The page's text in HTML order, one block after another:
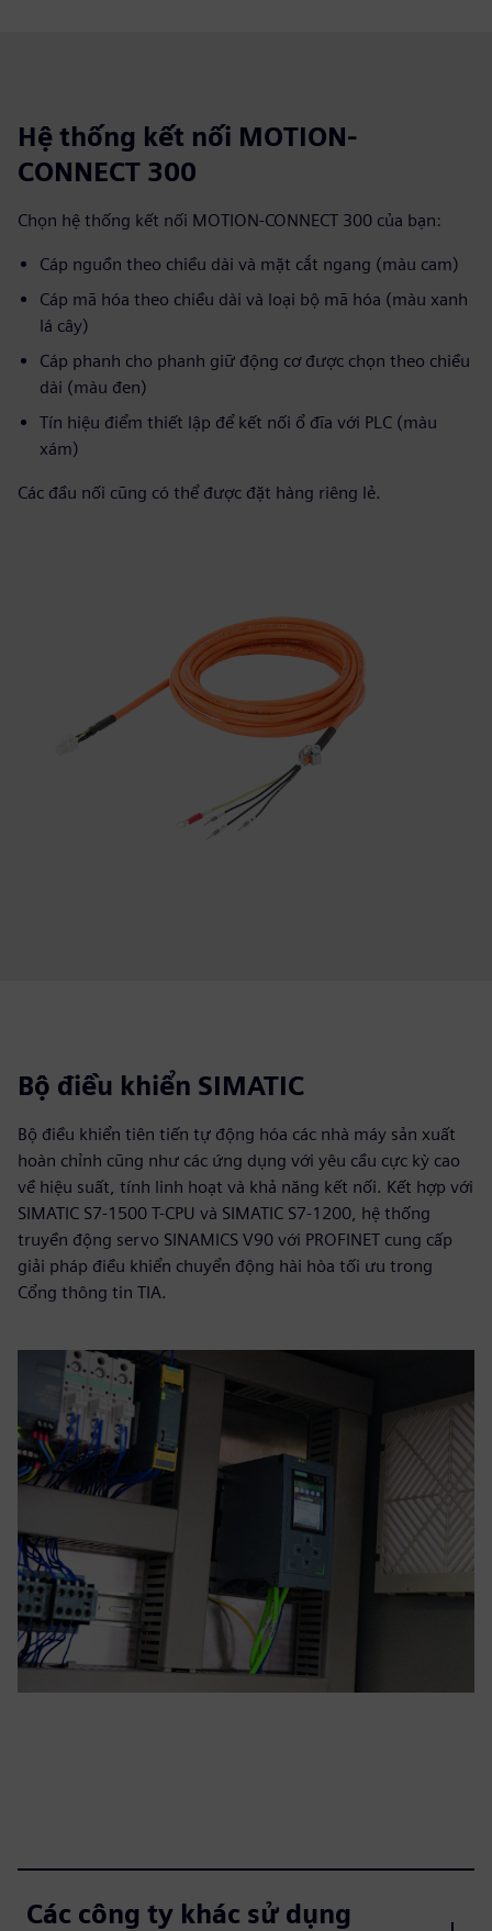
Hệ thống kết nối MOTION-
CONNECT 300
Chọn hệ thống kết nối MOTION-CONNECT 300 của bạn:
Cáp nguồn theo chiều dài và mặt cắt ngang (màu cam)
Cáp mã hóa theo chiều dài và loại bộ mã hóa (màu xanh
lá cây)
Cáp phanh cho phanh giữ động cơ được chọn theo chiều
dài (màu đen)
Tín hiệu điểm thiết lập để kết nối ổ đĩa với PLC (màu
xám)
Các đầu nối cũng có thể được đặt hàng riêng lẻ.
Bộ điều khiển SIMATIC
Bộ điều khiển tiên tiến tự động hóa các nhà máy sản xuất
hoàn chỉnh cũng như các ứng dụng với yêu cầu cực kỳ cao
về hiệu suất, tính linh hoạt và khả năng kết nối. Kết hợp với
SIMATIC S7-1500 T-CPU và SIMATIC S7-1200, hệ thống
truyền động servo SINAMICS V90 với PROFINET cung cấp
giải pháp điều khiển chuyển động hài hòa tối ưu trong
Cổng thông tin TIA.
Các công ty khác sử dụng